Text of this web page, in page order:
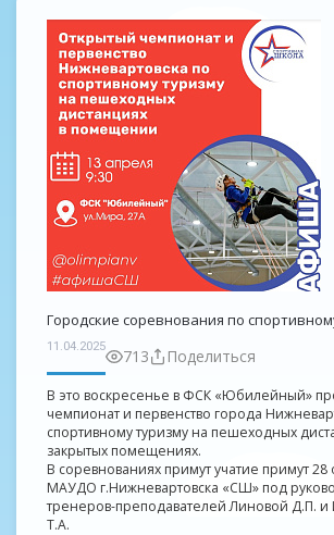
Городские соревнования по
11.04.2025 713 Поделиться
В это воскресенье в ФСК «Юбилейный»
чемпионат и первенство города
спортивному туризму на пешеходных
закрытых помещениях.
В соревнованиях примут учатие примут
МАУДО г.Нижневартовска «СШ» под
тренеров-преподавателей Линовой Д.П. и
Т.А.